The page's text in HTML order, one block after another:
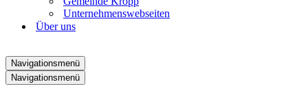
Unternehmenswebseiten
Über uns
Navigationsmenü
Navigationsmenü